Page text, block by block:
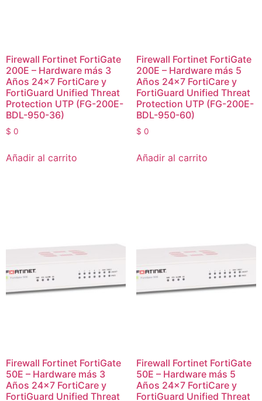
Firewall Fortinet FortiGate
200E – Hardware más 3
Años 24×7 FortiCare y
FortiGuard Unified Threat
Protection UTP (FG-200E-
BDL-950-36)
$ 0
Añadir al carrito
Firewall Fortinet FortiGate
200E – Hardware más 5
Años 24×7 FortiCare y
FortiGuard Unified Threat
Protection UTP (FG-200E-
BDL-950-60)
$ 0
Añadir al carrito
Firewall Fortinet FortiGate
50E – Hardware más 3
Años 24×7 FortiCare y
FortiGuard Unified Threat
Firewall Fortinet FortiGate
50E – Hardware más 5
Años 24×7 FortiCare y
FortiGuard Unified Threat